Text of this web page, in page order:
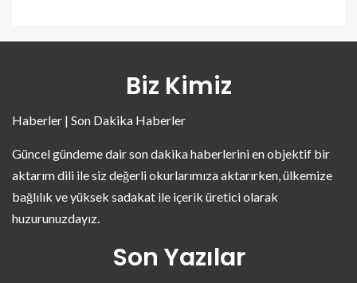
Biz Kimiz
Haberler | Son Dakika Haberler
Güncel gündeme dair son dakika haberlerini en objektif bir
aktarım dili ile siz değerli okurlarımıza aktarırken, ülkemize
bağlılık ve yüksek sadakat ile içerik üretici olarak
huzurunuzdayız.
Son Yazılar